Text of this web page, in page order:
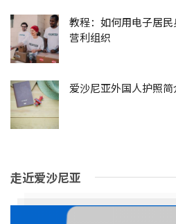
教程：如何用电子居
营利组织
爱沙尼亚外国人护照简
走近爱沙尼亚